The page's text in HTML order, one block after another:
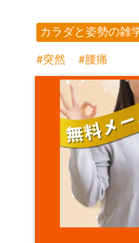
カラダと姿勢の雑
突然 腰痛